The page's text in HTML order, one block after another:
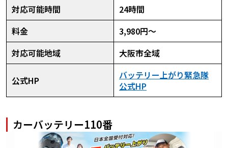
対応可能時間
24時間
料金
3,980円〜
対応可能地域
大阪市全域
公式HP
バッテリー上がり緊急隊
公式HP
カーバッテリー110番